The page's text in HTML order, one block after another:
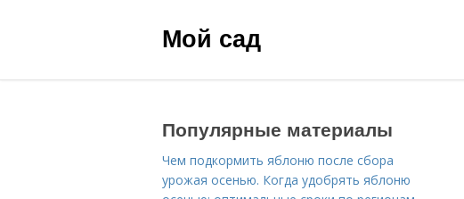
Мой сад
Популярные материалы
Чем подкормить яблоню после сбора
урожая осенью. Когда удобрять яблоню